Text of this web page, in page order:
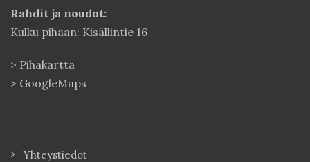
Rahdit ja noudot:
Kulku pihaan: Kisällintie 16
> Pihakartta
> GoogleMaps
Yhteystiedot